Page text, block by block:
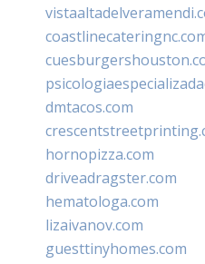
dmtacos.com
hornopizza.com
driveadragster.com
hematologa.com
lizaivanov.com
guesttinyhomes.com